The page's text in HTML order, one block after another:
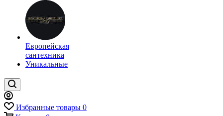
Европейская
сантехника
Уникальные
Избранные товары 0